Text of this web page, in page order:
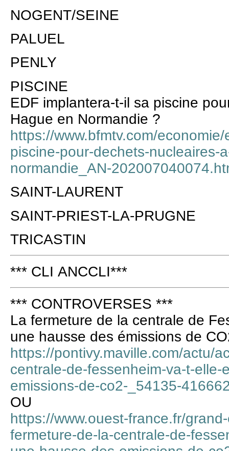
NOGENT/SEINE
PALUEL
PENLY
PISCINE
EDF implantera-t-il sa piscine
Hague en Normandie ?
https://www.bfmtv.com/
piscine-pour-dechets-nucleaires-
normandie_AN-
SAINT-LAURENT
SAINT-PRIEST-LA-PRUGNE
TRICASTIN
*** CLI ANCCLI***
*** CONTROVERSES ***
La fermeture de la centrale de
une hausse des émissions de
https://pontivy.maville.com/actu/
centrale-de-fessenheim-va-t-
emissions-de-co2-_54135-
OU
https://www.ouest-france.fr/
fermeture-de-la-centrale-de-